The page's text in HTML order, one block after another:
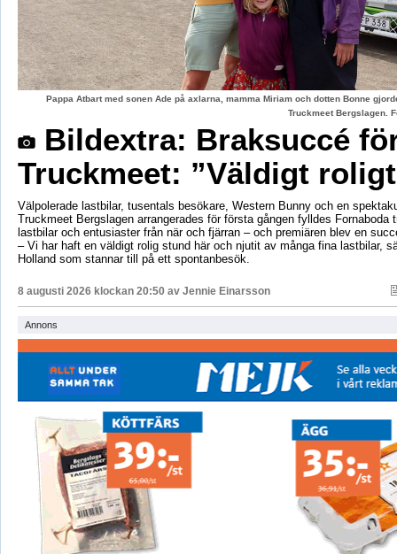
Pappa Atbart med sonen Ade på axlarna, mamma Miriam och dotten Bonne
Truckmeet Bergslagen.
Bildextra: Braksuccé
Truckmeet: ”Väldigt
Välpolerade lastbilar, tusentals besökare, Western Bunny och en
Truckmeet Bergslagen arrangerades för första gången fylldes Fornaboda
lastbilar och entusiaster från när och fjärran – och premiären blev en
– Vi har haft en väldigt rolig stund här och njutit av många fina lastbilar,
Holland som stannar till på ett spontanbesök.
8 augusti 2026 klockan 20:50 av Jennie Einarsson
Annons